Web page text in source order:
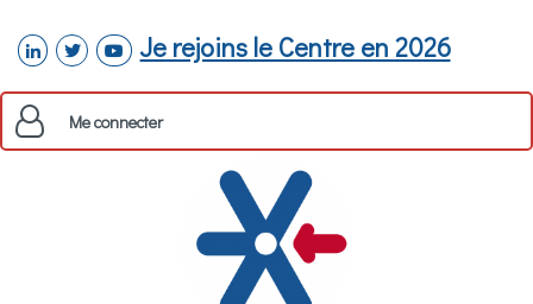
linkedintwitteryoutube
Je rejoins le Centre en 2026
Me connecter